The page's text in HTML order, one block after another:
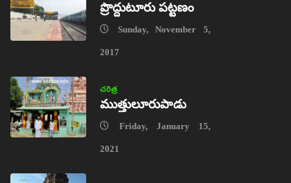
ప్రొద్దుటూరు పట్టణం
Sunday, November 5,
2017
చరిత్ర
ముత్తులూరుపాడు
Friday, January 15,
2021